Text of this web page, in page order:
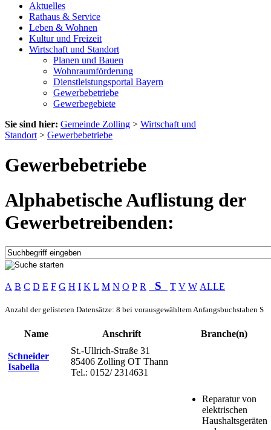
Aktuelles
Rathaus & Service
Leben & Wohnen
Kultur und Freizeit
Wirtschaft und Standort
Planen und Bauen
Wohnraumförderung
Dienstleistungsportal Bayern
Gewerbebetriebe
Gewerbegebiete
Sie sind hier: Gemeinde Zolling > Wirtschaft und
Standort > Gewerbebetriebe
Gewerbebetriebe
Alphabetische Auflistung der
Gewerbetreibenden:
A B C D E F G H I K L M N O P R S T V W ALLE
Anzahl der gelisteten Datensätze: 8 bei vorausgewähltem Anfangsbuchstaben S
Name Anschrift Branche(n)
Schneider
Isabella
St.-Ullrich-Straße 31
85406 Zolling OT Thann
Tel.: 0152/ 2314631
Reparatur von
elektrischen
Haushaltsgeräten